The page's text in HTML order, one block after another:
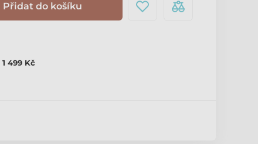
Přidat do košíku
1 499 Kč